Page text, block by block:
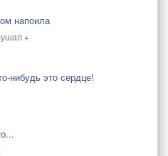
напоила
+
нибудь это сердце!